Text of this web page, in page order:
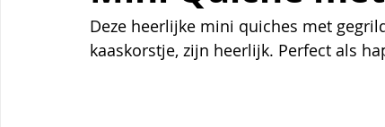
Themagerechten Tips Thermomix
Deze heerlijke mini quiches met
kaaskorstje, zijn heerlijk. Perfect als